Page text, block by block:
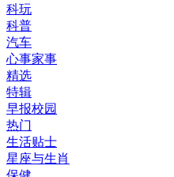
科玩
科普
汽车
心事家事
精选
特辑
早报校园
热门
生活贴士
星座与生肖